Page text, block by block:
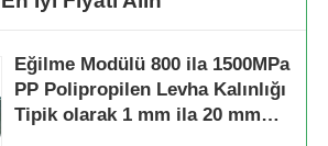
Eğilme Modülü 800 ila 1500MPa
PP Polipropilen Levha Kalınlığı
Tipik olarak 1 mm ila 20 mm